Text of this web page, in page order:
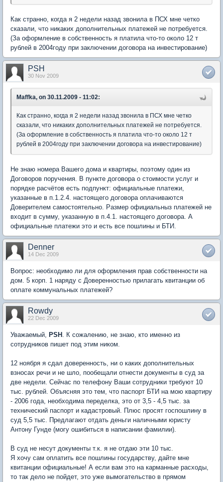
Как странно, когда я 2 недели назад звонила в ПСХ мне четко
сказали, что никаких дополнительных платежей не потребуется.
(За оформление в собственность я платила что-то около 12 т
рублей в 2004году при заключении договора на инвестирование)
PSH
30 Nov 2009
Maffka, on 30.11.2009 - 11:02:
Как странно, когда я 2 недели назад звонила в ПСХ мне четко
сказали, что никаких дополнительных платежей не потребуется.
(За оформление в собственность я платила что-то около 12 т
рублей в 2004году при заключении договора на инвестирование)
Не знаю номера Вашего дома и квартиры, поэтому один из
Договоров поручения. В пункте договора о стоимости услуг и
порядке расчётов есть подпункт: официальные платежи,
указанные в п.1.2.4. настоящего договора оплачиваются
Доверителем самостоятельно. Размер официальныз платежей не
входит в сумму, указанную в п.4.1. настоящего договора. А
официальные платежи это и есть все пошлины и БТИ.
Denner
14 Dec 2009
Вопрос: необходимо ли для оформления прав собственности на
дом. 5 корп. 1 наряду с Доверенностью прилагать квитанции об
оплате коммунальных платежей?
Rowdy
22 Dec 2009
Уважаемый, PSH . К сожалению, не знаю, кто именно из
сотрудников пишет под этим ником.
12 ноября я сдал доверенность, ни о каких дополнительных
взносах речи и не шло, пообещали отнести документы в суд за
две недели. Сейчас по телефону Ваши сотрудники требуют 10
тыс. рублей. Объясняя это тем, что паспорт БТИ на мою квартиру
- 2006 года, необходима переделка, это от 3,5 - 4,5 тыс. за
технический паспорт и кадастровый. Плюс просят госпошлину в
суд 5,5 тыс. Предлагают отдать деньги наличными юристу
Антону Гунде (могу ошибиться в написании фамилии).
В суд не несут документы т.к. я не отдаю эти 10 тыс.
Я хочу сам оплатить все пошлины государству, дайте мне
квитанции официальные! А если вам это на карманные расходы,
то так дело не пойдет, это уже вымогательство в прямом